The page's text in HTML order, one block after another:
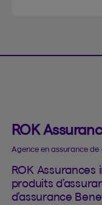
ROK
Agence en assurance
ROK Assurances
produits
d’assurance